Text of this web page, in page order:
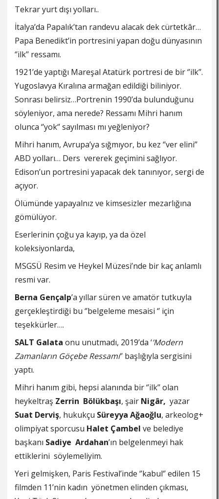
Tekrar yurt dışı yolları..
İtalya’da Papalık’tan randevu alacak dek cürtetkâr…
Papa Benedikt’in portresini yapan doğu dünyasının
‘’ilk’’ ressamı.
1921’de yaptığı Mareşal Atatürk portresi de bir ‘’ilk’’.
Yugoslavya Kıralına armağan edildiği biliniyor.
Sonrası belirsiz…Portrenin 1990’da bulunduğunu
söyleniyor, ama nerede? Ressamı Mihri hanım
olunca ‘’yok‘’ sayılması mı yeğleniyor?
Mihri hanım, Avrupa’ya sığmıyor, bu kez ‘’ver elini’’
ABD yolları… Ders vererek geçimini sağlıyor.
Edison’un portresini yapacak dek tanınıyor, sergi de
açıyor.
Ölümünde yapayalnız ve kimsesizler mezarlığına
gömülüyor.
Eserlerinin çoğu ya kayıp, ya da özel
koleksiyonlarda,
MSGSÜ Resim ve Heykel Müzesi’nde bir kaç anlamlı
resmi var.
Berna Gençalp’a yıllar süren ve amatör tutkuyla
gerçekleştirdiği bu ‘’belgeleme mesaisi ‘’ için
teşekkürler….
SALT Galata onu unutmadı, 2019’da ‘’Modern
Zamanların Göçebe Ressamı‘’ başlığıyla sergisini
yaptı.
Mihri hanım gibi, hepsi alanında bir ‘’ilk’’ olan
heykeltraş Zerrin Bölükbaşı, şair Nigâr, yazar
Suat Derviş, hukukçu Süreyya Ağaoğlu, arkeolog+
olimpiyat sporcusu Halet Çambel ve belediye
başkanı Sadiye Ardahan’ın belgelenmeyi hak
ettiklerini söylemeliyim.
Yeri gelmişken, Paris Festival’inde ‘’kabul‘’ edilen 15
filmden 11’nin kadın yönetmen elinden çıkması,